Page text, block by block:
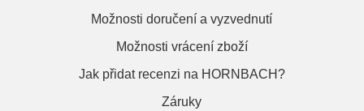
Možnosti doručení a vyzvednutí
Možnosti vrácení zboží
Jak přidat recenzi na HORNBACH?
Záruky